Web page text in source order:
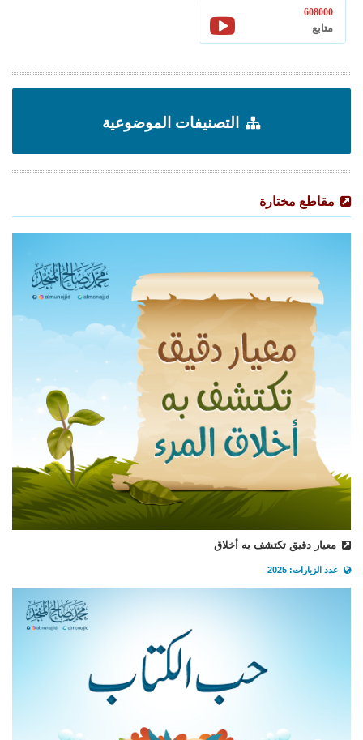
608000
متابع
التصنيفات الموضوعية
مقاطع مختارة
معيار دقيق تكتشف به أخلاق
عدد الزيارات: 2025